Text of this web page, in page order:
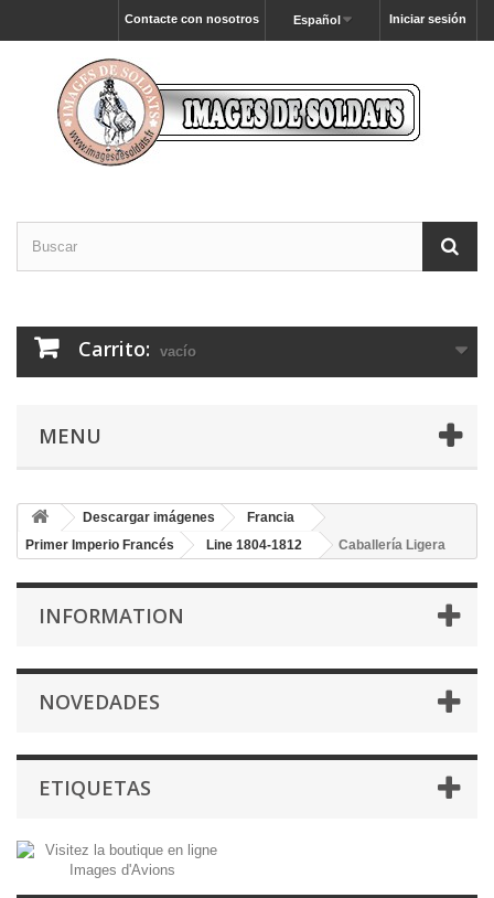
Iniciar sesión
Español
Contacte con nosotros
Carrito: vacío
MENU
Descargar imágenes
Francia
Primer Imperio Francés
Line 1804-1812 Caballería Ligera
INFORMATION
NOVEDADES
ETIQUETAS